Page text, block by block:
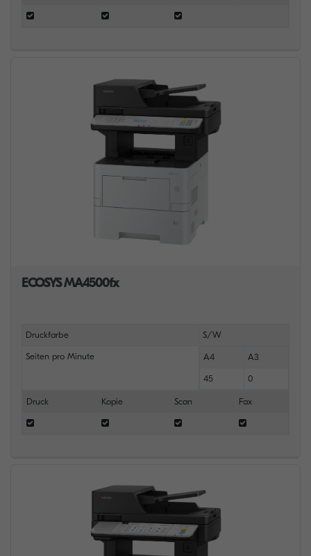
ECOSYS MA4500fx
Druckfarbe S/W
Seiten pro Minute A4 A3
45 0
Druck Kopie Scan Fax